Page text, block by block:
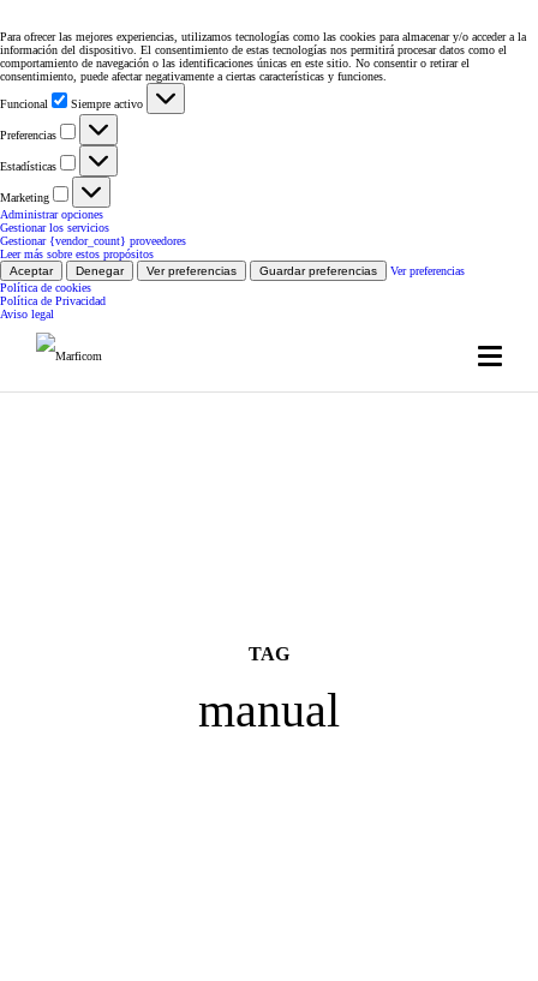
Para ofrecer las mejores experiencias, utilizamos tecnologías como las cookies para almacenar y/o acceder a la
información del dispositivo. El consentimiento de estas tecnologías nos permitirá procesar datos como el
comportamiento de navegación o las identificaciones únicas en este sitio. No consentir o retirar el
consentimiento, puede afectar negativamente a ciertas características y funciones.
Funcional
Siempre activo
Preferencias
Preferencias
Estadísticas
Estadísticas
Marketing
Marketing
Administrar opciones
Gestionar los servicios
Gestionar {vendor_count} proveedores
Leer más sobre estos propósitos
Aceptar
Denegar Ver preferencias Guardar preferencias
Ver preferencias
Política de cookies
Política de Privacidad
Aviso legal
TAG
manual